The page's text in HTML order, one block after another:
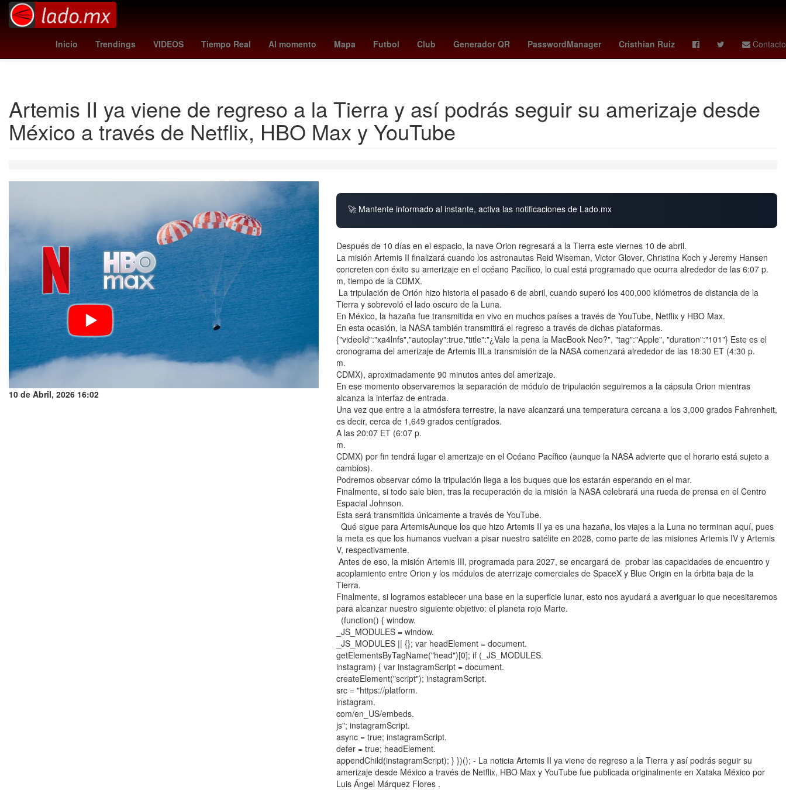
Inicio Trendings VIDEOS Tiempo Real Al momento Mapa Futbol Club Generador QR PasswordManager Cristhian Ruiz Contacto
real sociedad al-shabab - al ittihad Guadalajara pirates - phillies tigers - blue jays a que hora juega pumas vs pachuca swatch x ap guardians - reds
vota la casa de los famosos mexico
Artemis II ya viene de regreso a la Tierra y así podrás seguir su amerizaje desde
México a través de Netflix, HBO Max y YouTube
10 de Abril, 2026 16:02
🚀 Mantente informado al instante, activa las notificaciones de Lado.mx
Después de 10 días en el espacio, la nave Orion regresará a la Tierra este viernes 10 de abril.
La misión Artemis II finalizará cuando los astronautas Reid Wiseman, Victor Glover, Christina Koch y Jeremy Hansen
concreten con éxito su amerizaje en el océano Pacífico, lo cual está programado que ocurra alrededor de las 6:07 p.
m, tiempo de la CDMX.
La tripulación de Orión hizo historia el pasado 6 de abril, cuando superó los 400,000 kilómetros de distancia de la
Tierra y sobrevoló el lado oscuro de la Luna.
En México, la hazaña fue transmitida en vivo en muchos países a través de YouTube, Netflix y HBO Max.
En esta ocasión, la NASA también transmitirá el regreso a través de dichas plataformas.
{"videoId":"xa4lnfs","autoplay":true,"title":"¿Vale la pena la MacBook Neo?", "tag":"Apple", "duration":"101"} Este es el
cronograma del amerizaje de Artemis IILa transmisión de la NASA comenzará alrededor de las 18:30 ET (4:30 p.
m.
CDMX), aproximadamente 90 minutos antes del amerizaje.
En ese momento observaremos la separación de módulo de tripulación seguiremos a la cápsula Orion mientras
alcanza la interfaz de entrada.
Una vez que entre a la atmósfera terrestre, la nave alcanzará una temperatura cercana a los 3,000 grados Fahrenheit,
es decir, cerca de 1,649 grados centígrados.
A las 20:07 ET (6:07 p.
m.
CDMX) por fin tendrá lugar el amerizaje en el Océano Pacífico (aunque la NASA advierte que el horario está sujeto a
cambios).
Podremos observar cómo la tripulación llega a los buques que los estarán esperando en el mar.
Finalmente, si todo sale bien, tras la recuperación de la misión la NASA celebrará una rueda de prensa en el Centro
Espacial Johnson.
Esta será transmitida únicamente a través de YouTube.
Qué sigue para ArtemisAunque los que hizo Artemis II ya es una hazaña, los viajes a la Luna no terminan aquí, pues
la meta es que los humanos vuelvan a pisar nuestro satélite en 2028, como parte de las misiones Artemis IV y Artemis
V, respectivamente.
Antes de eso, la misión Artemis III, programada para 2027, se encargará de probar las capacidades de encuentro y
acoplamiento entre Orion y los módulos de aterrizaje comerciales de SpaceX y Blue Origin en la órbita baja de la
Tierra.
Finalmente, si logramos establecer una base en la superficie lunar, esto nos ayudará a averiguar lo que necesitaremos
para alcanzar nuestro siguiente objetivo: el planeta rojo Marte.
(function() { window.
_JS_MODULES = window.
_JS_MODULES || {}; var headElement = document.
getElementsByTagName("head")[0]; if (_JS_MODULES.
instagram) { var instagramScript = document.
createElement("script"); instagramScript.
src = "https://platform.
instagram.
com/en_US/embeds.
js"; instagramScript.
async = true; instagramScript.
defer = true; headElement.
appendChild(instagramScript); } })(); - La noticia Artemis II ya viene de regreso a la Tierra y así podrás seguir su
amerizaje desde México a través de Netflix, HBO Max y YouTube fue publicada originalmente en Xataka México por
Luis Ángel Márquez Flores .